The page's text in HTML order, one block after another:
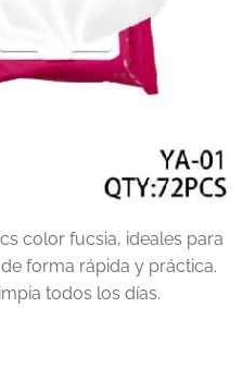
color fucsia, ideales para
forma rápida y práctica.
todos los días.